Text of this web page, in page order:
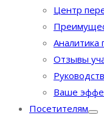
Центр
Аналитика
Отзывы
Ваше
Посетителям